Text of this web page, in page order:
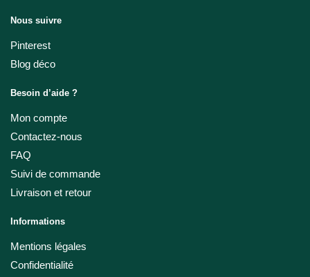
Nous suivre
Pinterest
Blog déco
Besoin d’aide ?
Mon compte
Contactez-nous
FAQ
Suivi de commande
Livraison et retour
Informations
Mentions légales
Confidentialité